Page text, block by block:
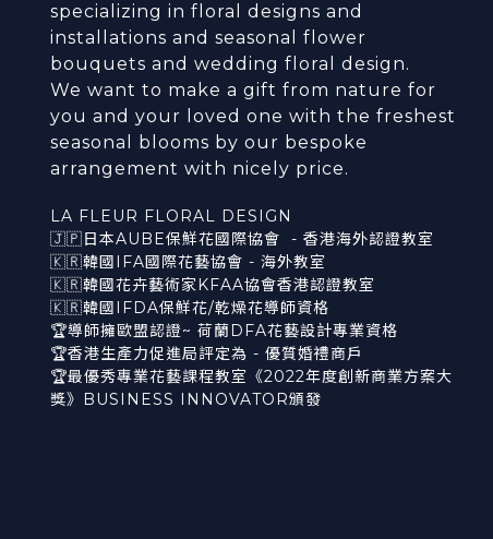
specializing in floral designs and
installations and seasonal flower
bouquets and wedding floral design.
We want to make a gift from nature for
you and your loved one with the freshest
seasonal blooms by our bespoke
arrangement with nicely price.
LA FLEUR FLORAL DESIGN
🇯🇵日本AUBE保鮮花國際協會 - 香港海外認證教室
🇰🇷韓國IFA國際花藝協會 - 海外教室
🇰🇷韓國花卉藝術家KFAA協會香港認證教室
🇰🇷韓國IFDA保鮮花/乾燥花導師資格
🏆導師擁歐盟認證~ 荷蘭DFA花藝設計專業資格
🏆香港生產力促進局評定為 - 優質婚禮商戶
🏆最優秀專業花藝課程教室《2022年度創新商業方案大
獎》BUSINESS INNOVATOR頒發